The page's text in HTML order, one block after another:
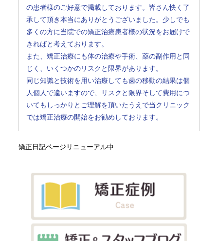
の患者様のご好意で掲載しております。皆さん快く了
承して頂き本当にありがとうございました。少しでも
多くの方に当院での矯正治療患者様の状況をお届けで
きればと考えております。
また、矯正治療にも体の治療や手術、薬の副作用と同
じく、いくつかのリスクと限界があります。
同じ知識と技術を用い治療しても歯の移動の結果は個
人個人で違いますので、リスクと限界そして費用につ
いてもしっかりとご理解を頂いたうえで当クリニック
では矯正治療の開始をお勧めしております。
矯正日記ページリニューアル中